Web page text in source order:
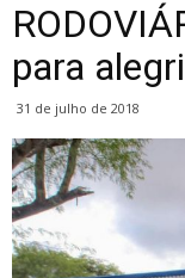
para
31 de julho de 2018